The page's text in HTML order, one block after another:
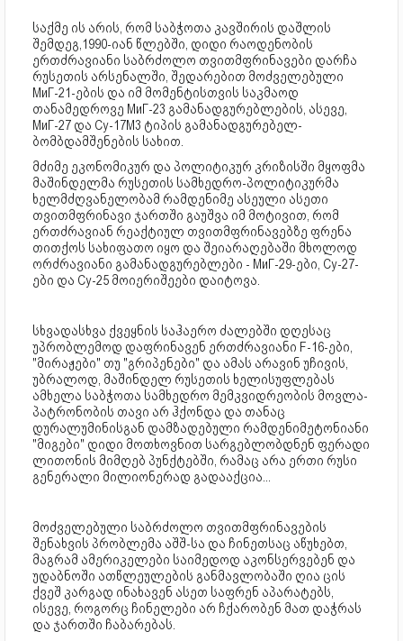
საქმე ის არის, რომ საბჭოთა კავშირის დაშლის
შემდეგ,1990-იან წლებში, დიდი რაოდენობის
ერთძრავიანი საბრძოლო თვითმფრინავები დარჩა
რუსეთის არსენალში, შედარებით მოძველებული
МиГ-21-ების და იმ მომენტისთვის საკმაოდ
თანამედროვე МиГ-23 გამანადგურებლების, ასევე,
МиГ-27 და Су-17М3 ტიპის გამანადგურებელ-
ბომბდამშენების სახით.
მძიმე ეკონომიკურ და პოლიტიკურ კრიზისში მყოფმა
მაშინდელმა რუსეთის სამხედრო-პოლიტიკურმა
ხელმძღვანელობამ რამდენიმე ასეული ასეთი
თვითმფრინავი ჯართში გაუშვა იმ მოტივით, რომ
ერთძრავიან რეაქტიულ თვითმფრინავებზე ფრენა
თითქოს სახიფათო იყო და შეიარაღებაში მხოლოდ
ორძრავიანი გამანადგურებლები - МиГ-29-ები, Су-27-
ები და Су-25 მოიერიშეები დაიტოვა.
სხვადასხვა ქვეყნის საჰაერო ძალებში დღესაც
უპრობლემოდ დაფრინავენ ერთძრავიანი F-16-ები,
"მირაჟები" თუ "გრიპენები" და ამას არავინ უჩივის,
უბრალოდ, მაშინდელ რუსეთის ხელისუფლებას
ამხელა საბჭოთა სამხედრო მემკვიდრეობის მოვლა-
პატრონობის თავი არ ჰქონდა და თანაც
დურალუმინისგან დამზადებული რამდენიმეტონიანი
"მიგები" დიდი მოთხოვნით სარგებლობდნენ ფერადი
ლითონის მიმღებ პუნქტებში, რამაც არა ერთი რუსი
გენერალი მილიონერად გადააქცია...
მოძველებული საბრძოლო თვითმფრინავების
შენახვის პრობლემა აშშ-სა და ჩინეთსაც აწუხებთ,
მაგრამ ამერიკელები საიმედოდ აკონსერვებენ და
უდაბნოში ათწლეულების განმავლობაში ღია ცის
ქვეშ კარგად ინახავენ ასეთ საფრენ აპარატებს,
ისევე, როგორც ჩინელები არ ჩქარობენ მათ დაჭრას
და ჯართში ჩაბარებას.